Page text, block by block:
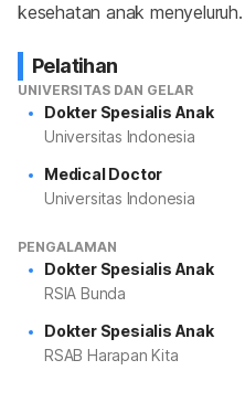
kesehatan anak menyeluruh.
Pelatihan
UNIVERSITAS DAN GELAR
Dokter Spesialis Anak
Universitas Indonesia
Medical Doctor
Universitas Indonesia
PENGALAMAN
Dokter Spesialis Anak
RSIA Bunda
Dokter Spesialis Anak
RSAB Harapan Kita